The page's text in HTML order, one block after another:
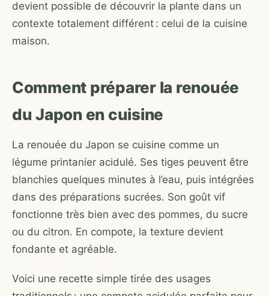
devient possible de découvrir la plante dans un
contexte totalement différent : celui de la cuisine
maison.
Comment préparer la renouée
du Japon en cuisine
La renouée du Japon se cuisine comme un
légume printanier acidulé. Ses tiges peuvent être
blanchies quelques minutes à l’eau, puis intégrées
dans des préparations sucrées. Son goût vif
fonctionne très bien avec des pommes, du sucre
ou du citron. En compote, la texture devient
fondante et agréable.
Voici une recette simple tirée des usages